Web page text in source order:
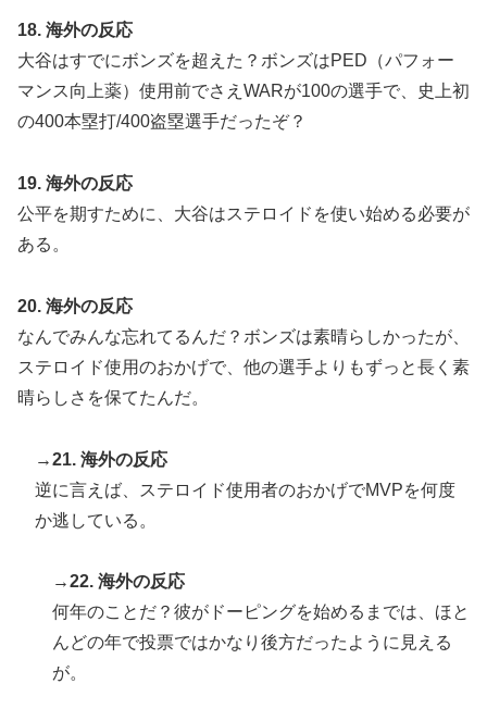
18. 海外の反応
大谷はすでにボンズを超えた？ボンズはPED（パフォー
マンス向上薬）使用前でさえWARが100の選手で、史上初
の400本塁打/400盗塁選手だったぞ？
19. 海外の反応
公平を期すために、大谷はステロイドを使い始める必要が
ある。
20. 海外の反応
なんでみんな忘れてるんだ？ボンズは素晴らしかったが、
ステロイド使用のおかげで、他の選手よりもずっと長く素
晴らしさを保てたんだ。
→21. 海外の反応
逆に言えば、ステロイド使用者のおかげでMVPを何度
か逃している。
→22. 海外の反応
何年のことだ？彼がドーピングを始めるまでは、ほと
んどの年で投票ではかなり後方だったように見える
が。